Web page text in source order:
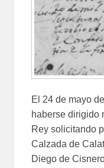
El 24 de mayo
haberse dirigido
Rey solicitando
Calzada de
Diego de